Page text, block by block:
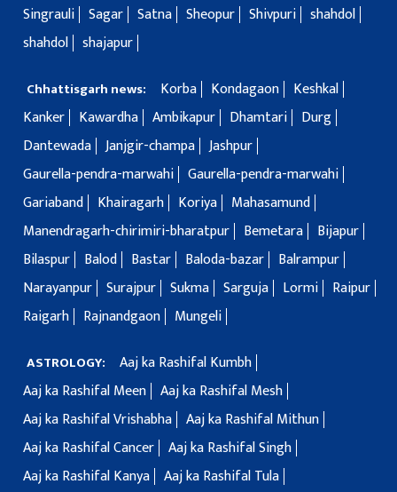
Singrauli Sagar Satna Sheopur Shivpuri shahdol
shahdol shajapur
Chhattisgarh news: Korba Kondagaon
Keshkal
Kanker
Kawardha Ambikapur Dhamtari
Durg
Dantewada Janjgir-champa Jashpur
Gaurella-pendra-marwahi Gaurella-pendra-marwahi
Gariaband
Khairagarh Koriya
Mahasamund
Manendragarh-chirimiri-bharatpur
Bemetara
Bijapur
Bilaspur
Balod Bastar Baloda-bazar
Balrampur
Narayanpur Surajpur Sukma Sarguja Lormi
Raipur
Raigarh
Rajnandgaon Mungeli
ASTROLOGY:
Aaj ka Rashifal Kumbh
Aaj ka Rashifal Meen Aaj ka Rashifal Mesh
Aaj ka Rashifal Vrishabha Aaj ka Rashifal Mithun
Aaj ka Rashifal Cancer Aaj ka Rashifal Singh
Aaj ka Rashifal Kanya Aaj ka Rashifal Tula